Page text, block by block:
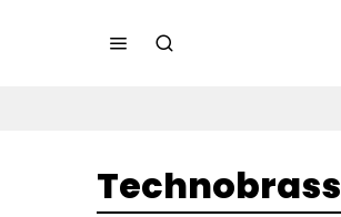
Technobrass